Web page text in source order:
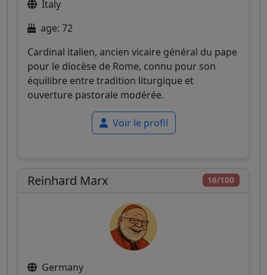
Italy
age: 72
Cardinal italien, ancien vicaire général du pape
pour le diocèse de Rome, connu pour son
équilibre entre tradition liturgique et
ouverture pastorale modérée.
Voir le profil
16/100
Reinhard Marx
Germany